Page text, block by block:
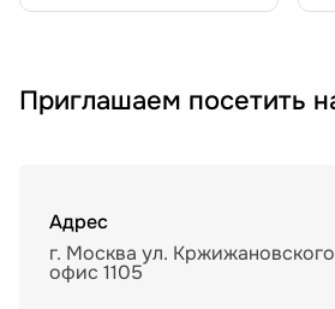
Приглашаем посетить
Адрес
г. Москва ул.
офис 1105